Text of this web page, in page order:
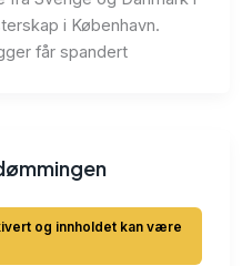
i København.
får spandert